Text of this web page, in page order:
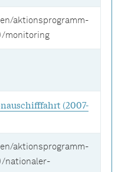
aktionsprogramm-
monitoring
(2007-
aktionsprogramm-
nationaler-